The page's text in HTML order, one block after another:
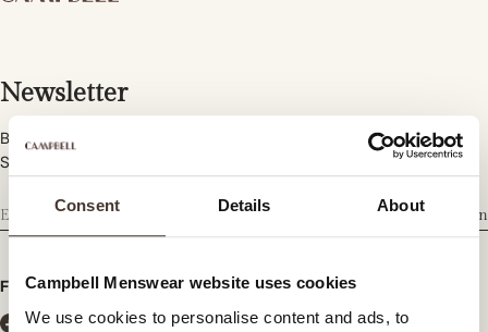
Consent Details About
Campbell Menswear website uses cookies
We use cookies to personalise content and ads, to
Newsletter
Bleiben Sie informiert über neue Kollektionen, Trends und
Sonderangebote.
Abonnieren
Folgen Sie uns